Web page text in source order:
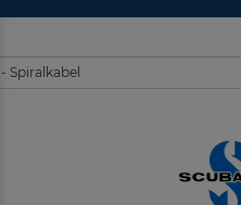
Spiralkabel